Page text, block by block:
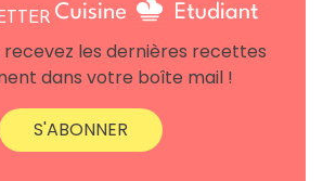
recevez les dernières recettes
dans votre boîte mail !
S'ABONNER